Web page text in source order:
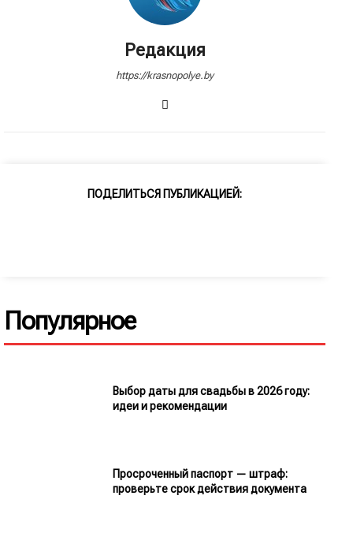
Редакция
https://krasnopolye.by
ПОДЕЛИТЬСЯ ПУБЛИКАЦИЕЙ:
Популярное
Выбор даты для свадьбы в 2026 году:
идеи и рекомендации
Просроченный паспорт — штраф:
проверьте срок действия документа